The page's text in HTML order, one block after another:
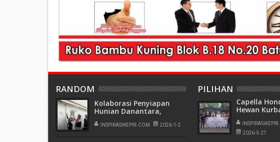
RANDOM
Kolaborasi Penyiapan
Hunian Danantara,
TelkomGroup Sediakan
Akses Telekomunikasi dan
INSPIRASIKEPRI.COM 2026-1-2
PILIHAN
Capella
Hewan
Al Multazam
2026-5-27